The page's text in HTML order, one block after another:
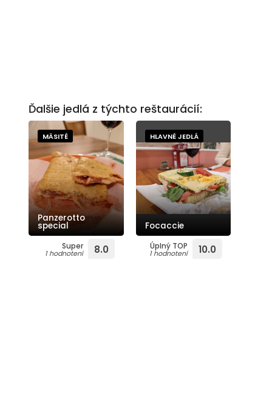
Ďalšie jedlá z týchto reštaurácií:
MÄSITÉ
Panzerotto
special
Super
1 hodnotení 8.0
HLAVNÉ JEDLÁ
Focaccie
Úplný TOP
1 hodnotení 10.0